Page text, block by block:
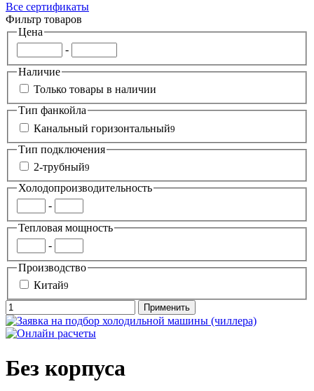
Все сертификаты
Фильтр товаров
Цена
-
Наличие
Только товары в наличии
Тип фанкойла
Канальный горизонтальный9
Тип подключения
2-трубный9
Холодопроизводительность
-
Тепловая мощность
-
Производство
Китай9
Без корпуса